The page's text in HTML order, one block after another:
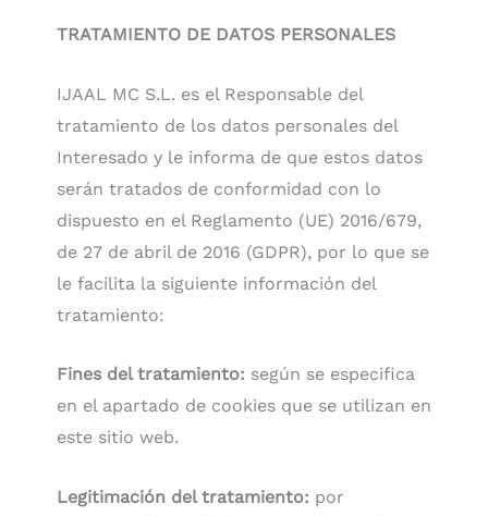
TRATAMIENTO DE DATOS PERSONALES
IJAAL MC S.L. es el Responsable del
tratamiento de los datos personales del
Interesado y le informa de que estos datos
serán tratados de conformidad con lo
dispuesto en el Reglamento (UE) 2016/679,
de 27 de abril de 2016 (GDPR), por lo que se
le facilita la siguiente información del
tratamiento:
Fines del tratamiento: según se especifica
en el apartado de cookies que se utilizan en
este sitio web.
Legitimación del tratamiento: por